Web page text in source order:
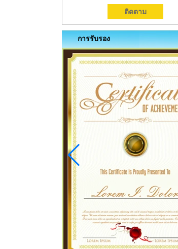
การรับรอง